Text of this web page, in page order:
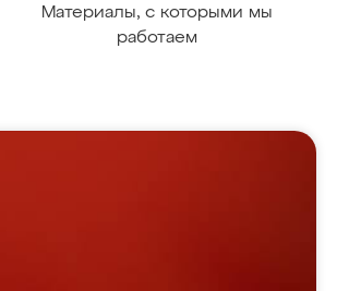
Материалы, с которыми мы
работаем